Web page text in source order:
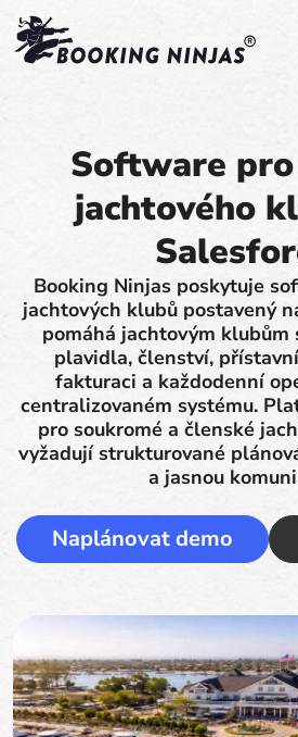
Software
jachtového
Booking Ninjas poskytuje
jachtových klubů postavený
pomáhá jachtovým klubům
plavidla, členství,
fakturaci a každodenní
centralizovaném systému.
pro soukromé a členské
vyžadují strukturované
a jasnou
Naplánovat demo